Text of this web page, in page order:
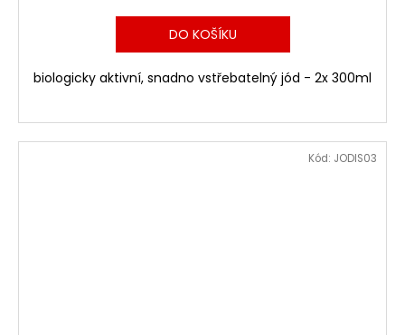
DO KOŠÍKU
biologicky aktivní, snadno vstřebatelný jód - 2x 300ml
Kód: JODIS03